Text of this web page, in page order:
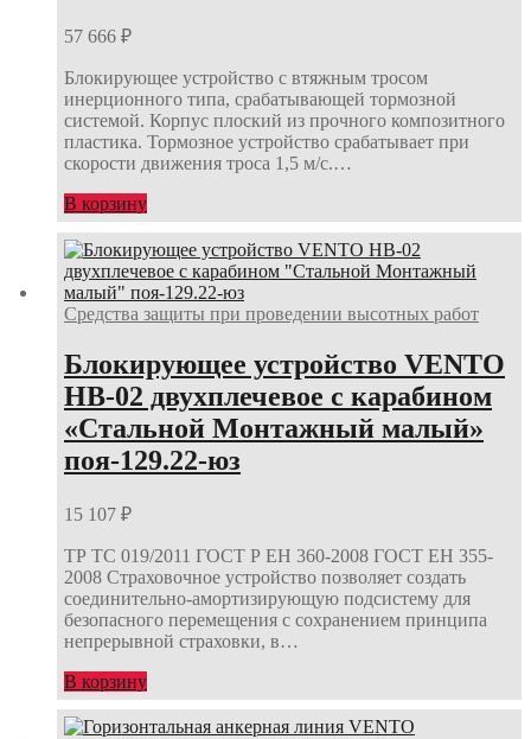
57 666 ₽
Блокирующее устройство с втяжным тросом
инерционного типа, срабатывающей тормозной
системой. Корпус плоский из прочного композитного
пластика. Тормозное устройство срабатывает при
скорости движения троса 1,5 м/с.…
В корзину
Средства защиты при проведении высотных работ
Блокирующее устройство VENTO
НВ-02 двухплечевое с карабином
«Стальной Монтажный малый»
поя-129.22-юз
15 107 ₽
ТР ТС 019/2011 ГОСТ Р ЕН 360-2008 ГОСТ ЕН 355-
2008 Страховочное устройство позволяет создать
соединительно-амортизирующую подсистему для
безопасного перемещения с сохранением принципа
непрерывной страховки, в…
В корзину